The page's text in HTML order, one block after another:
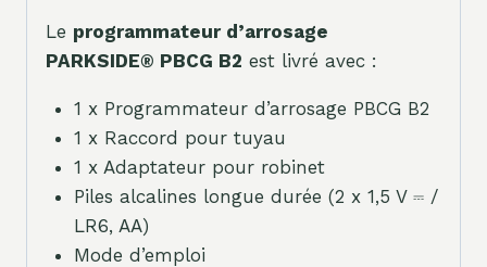
Le programmateur d’arrosage
PARKSIDE® PBCG B2 est livré avec :
1 x Programmateur d’arrosage PBCG B2
1 x Raccord pour tuyau
1 x Adaptateur pour robinet
Piles alcalines longue durée (2 x 1,5 V ⎓ /
LR6, AA)
Mode d’emploi